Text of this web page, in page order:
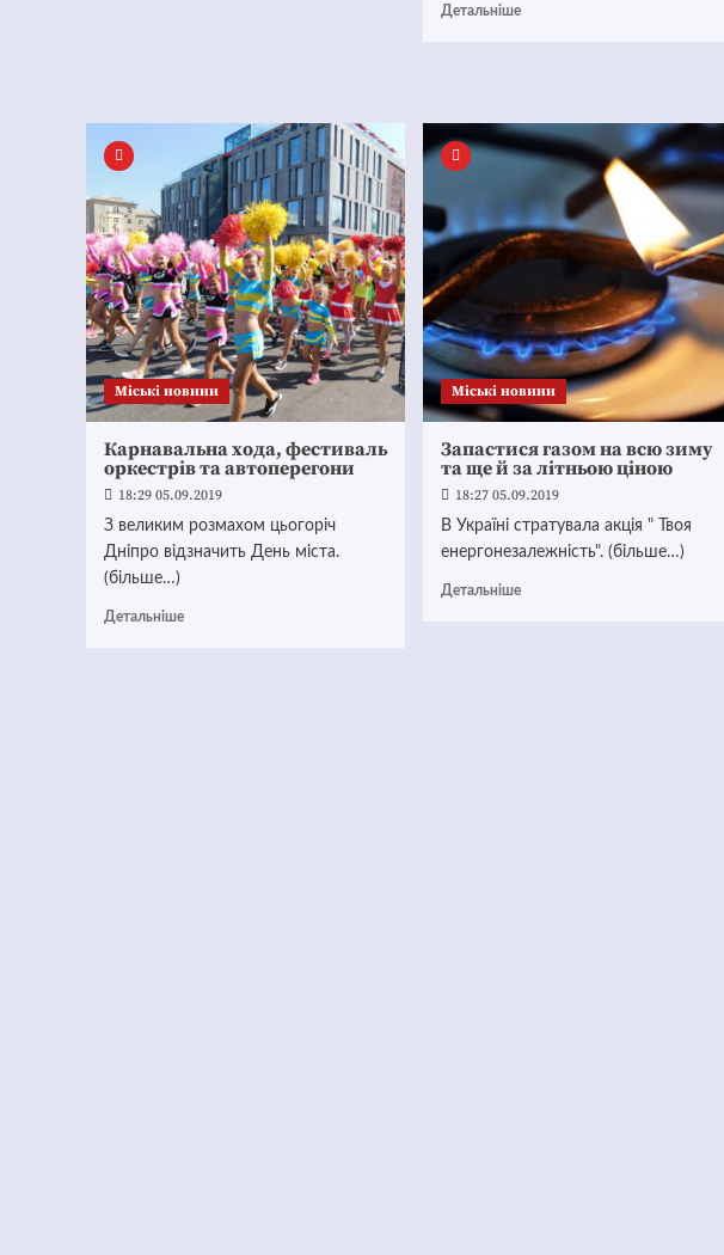
Детальніше
Mіські новини
Карнавальна хода, фестиваль
оркестрів та автоперегони
18:29 05.09.2019
З великим розмахом цьогоріч
Дніпро відзначить День міста.
(більше…)
Детальніше
Mіські новини
Запастися газом на всю зиму
та ще й за літньою ціною
18:27 05.09.2019
В Україні стратувала акція " Твоя
енергонезалежність". (більше…)
Детальніше